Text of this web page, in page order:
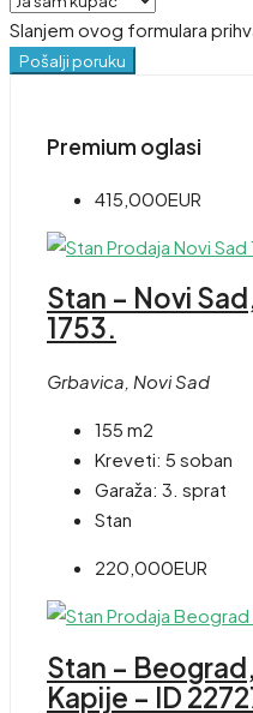
Slanjem ovog formulara
Pošalji poruku
Premium oglasi
415,000EUR
Stan – Novi
1753.
Grbavica, Novi Sad
155 m2
Kreveti: 5 soban
Garaža: 3. sprat
Stan
220,000EUR
Stan –
Kapije – ID